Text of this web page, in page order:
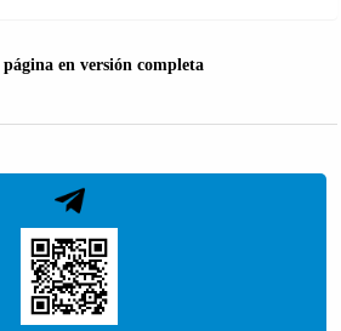
en versión completa